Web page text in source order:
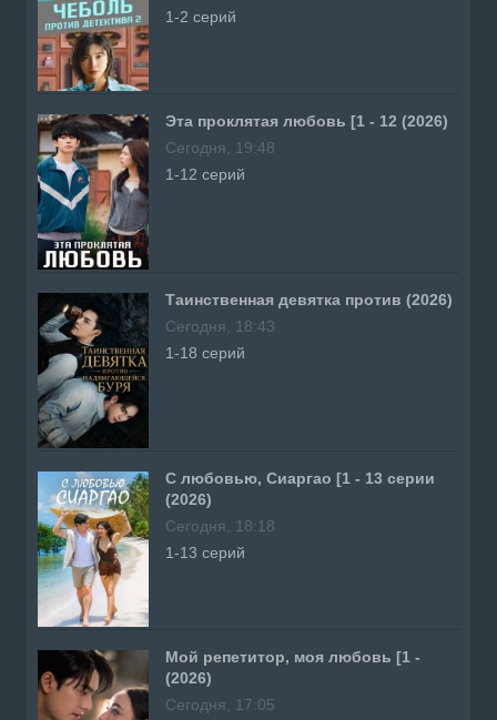
1-2 серий
Эта проклятая любовь [1 - 12 (2026)
Сегодня, 19:48
1-12 серий
Таинственная девятка против (2026)
Сегодня, 18:43
1-18 серий
С любовью, Сиаргао [1 - 13 серии
(2026)
Сегодня, 18:18
1-13 серий
Мой репетитор, моя любовь [1 -
(2026)
Сегодня, 17:05